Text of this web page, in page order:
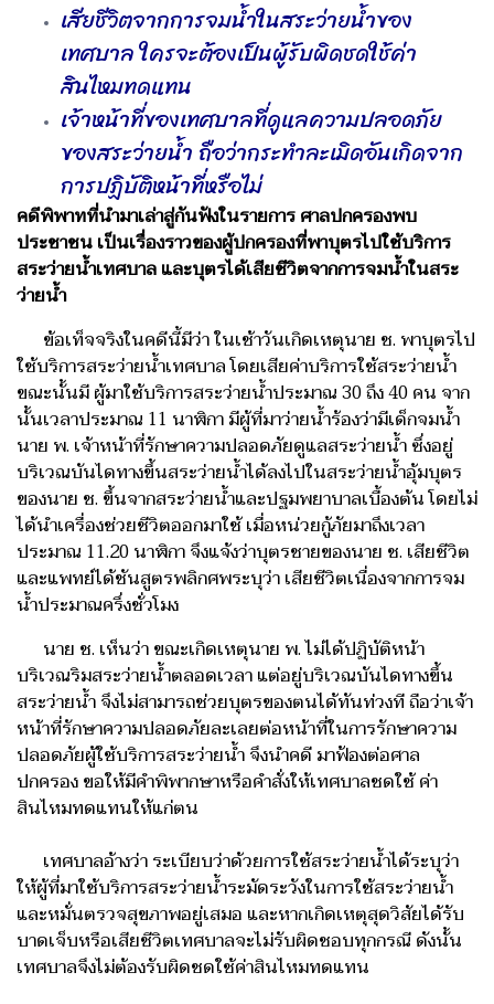
เสียชีวิตจากการจมน้ำในสระว่ายน้ำของ
เทศบาล ใครจะต้องเป็นผู้รับผิดชดใช้ค่า
สินไหมทดแทน
เจ้าหน้าที่ของเทศบาลที่ดูแลความปลอดภัย
ของสระว่ายน้ำ ถือว่ากระทำละเมิดอันเกิดจาก
การปฏิบัติหน้าที่หรือไม่
คดีพิพาทที่นำมาเล่าสู่กันฟังในรายการ ศาลปกครองพบ
ประชาชน เป็นเรื่องราวของผู้ปกครองที่พาบุตรไปใช้บริการ
สระว่ายน้ำเทศบาล และบุตรได้เสียชีวิตจากการจมน้ำในสระ
ว่ายน้ำ
ข้อเท็จจริงในคดีนี้มีว่า ในเช้าวันเกิดเหตุนาย ช. พาบุตรไป
ใช้บริการสระว่ายน้ำเทศบาล โดยเสียค่าบริการใช้สระว่ายน้ำ
ขณะนั้นมี ผู้มาใช้บริการสระว่ายน้ำประมาณ 30 ถึง 40 คน จาก
นั้นเวลาประมาณ 11 นาฬิกา มีผู้ที่มาว่ายน้ำร้องว่ามีเด็กจมน้ำ
นาย พ. เจ้าหน้าที่รักษาความปลอดภัยดูแลสระว่ายน้ำ ซึ่งอยู่
บริเวณบันไดทางขึ้นสระว่ายน้ำได้ลงไปในสระว่ายน้ำอุ้มบุตร
ของนาย ช. ขึ้นจากสระว่ายน้ำและปฐมพยาบาลเบื้องต้น โดยไม่
ได้นำเครื่องช่วยชีวิตออกมาใช้ เมื่อหน่วยกู้ภัยมาถึงเวลา
ประมาณ 11.20 นาฬิกา จึงแจ้งว่าบุตรชายของนาย ช. เสียชีวิต
และแพทย์ได้ชันสูตรพลิกศพระบุว่า เสียชีวิตเนื่องจากการจม
น้ำประมาณครึ่งชั่วโมง
นาย ช. เห็นว่า ขณะเกิดเหตุนาย พ. ไม่ได้ปฏิบัติหน้า
บริเวณริมสระว่ายน้ำตลอดเวลา แต่อยู่บริเวณบันไดทางขึ้น
สระว่ายน้ำ จึงไม่สามารถช่วยบุตรของตนได้ทันท่วงที ถือว่าเจ้า
หน้าที่รักษาความปลอดภัยละเลยต่อหน้าที่ในการรักษาความ
ปลอดภัยผู้ใช้บริการสระว่ายน้ำ จึงนำคดี มาฟ้องต่อศาล
ปกครอง ขอให้มีคำพิพากษาหรือคำสั่งให้เทศบาลชดใช้ ค่า
สินไหมทดแทนให้แก่ตน
เทศบาลอ้างว่า ระเบียบว่าด้วยการใช้สระว่ายน้ำได้ระบุว่า
ให้ผู้ที่มาใช้บริการสระว่ายน้ำระมัดระวังในการใช้สระว่ายน้ำ
และหมั่นตรวจสุขภาพอยู่เสมอ และหากเกิดเหตุสุดวิสัยได้รับ
บาดเจ็บหรือเสียชีวิตเทศบาลจะไม่รับผิดชอบทุกกรณี ดังนั้น
เทศบาลจึงไม่ต้องรับผิดชดใช้ค่าสินไหมทดแทน